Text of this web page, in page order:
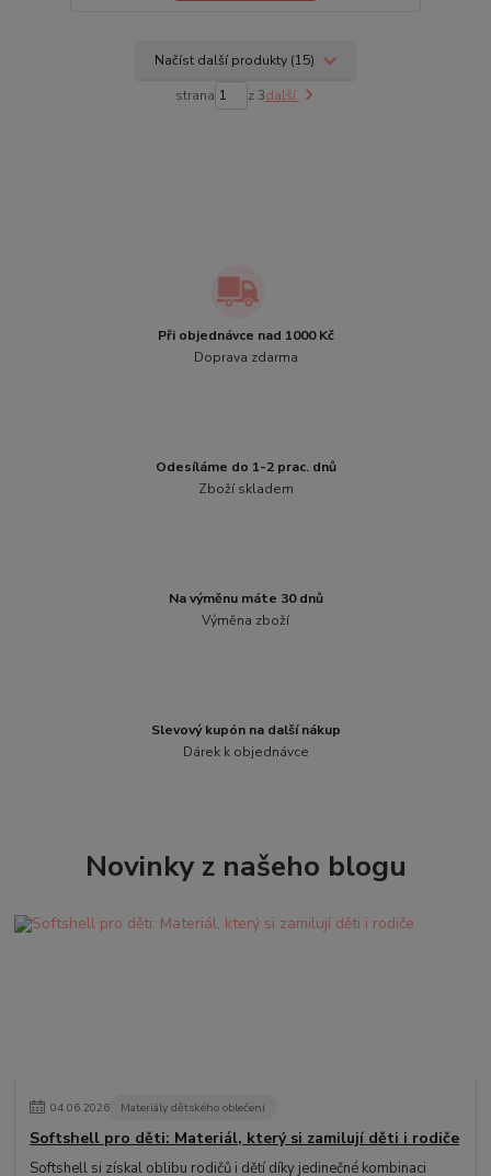
Načíst další produkty (15)
strana z 3další
Při objednávce nad 1000 Kč
Doprava zdarma
Odesíláme do 1-2 prac. dnů
Zboží skladem
Na výměnu máte 30 dnů
Výměna zboží
Slevový kupón na další nákup
Dárek k objednávce
Novinky z našeho blogu
04.06.2026 Materiály dětského oblečení
Softshell pro děti: Materiál, který si zamilují děti i rodiče
Softshell si získal oblibu rodičů i dětí díky jedinečné kombinaci